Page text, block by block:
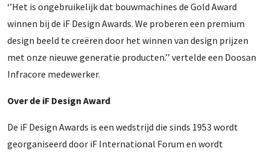
‘’Het is ongebruikelijk dat bouwmachines de Gold Award
winnen bij de iF Design Awards. We proberen een premium
design beeld te creëren door het winnen van design prijzen
met onze nieuwe generatie producten.’’ vertelde een Doosan
Infracore medewerker.
Over de iF Design Award
De iF Design Awards is een wedstrijd die sinds 1953 wordt
georganiseerd door iF International Forum en wordt